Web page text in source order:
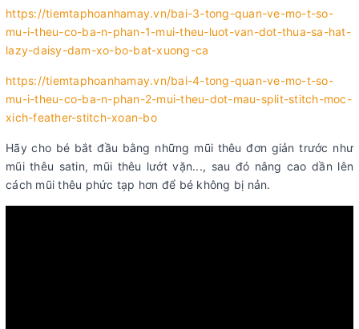
https://tiemtaphoanhamay.vn/bai-3-tong-quan-ve-mo-t-so-
mu-i-theu-co-ba-n-phan-1-mui-theu-luot-van-dot-thua-sa-hat-
lazy-daisy-dam-xo-bo-bat-xuong-ca
https://tiemtaphoanhamay.vn/bai-4-tong-quan-ve-mo-t-so-
mu-i-theu-co-ba-n-phan-2-mui-theu-dot-mau-split-stitch-moc-
xich-feather-stitch-xoan-bo
Hãy cho bé bắt đầu bằng những mũi thêu đơn giản trước như
mũi thêu satin, mũi thêu lướt vặn..., sau đó nâng cao dần lên
cách mũi thêu phức tạp hơn để bé không bị nản.